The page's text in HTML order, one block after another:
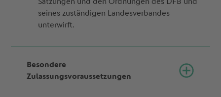
seines zuständigen Landesverbandes
unterwirft.
Besondere
Zulassungsvoraussetzungen